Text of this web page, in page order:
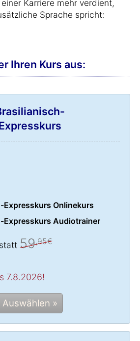
Karriere mehr verdient,
Sprache spricht:
Ihren Kurs aus:
Expresskurs Onlinekurs
Expresskurs Audiotrainer
59,95€
7.8.2026!
Auswählen »